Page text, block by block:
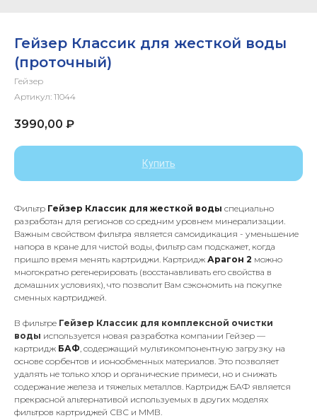
Гейзер Классик для жесткой воды
(проточный)
Гейзер
Артикул: 11044
3990,00 ₽
Купить
Фильтр Гейзер Классик для жесткой воды специально
разработан для регионов со средним уровнем минерализации.
Важным свойством фильтра является самоидикация - уменьшение
напора в кране для чистой воды, фильтр сам подскажет, когда
пришло время менять картриджи. Картридж Арагон 2 можно
многократно регенерировать (восстанавливать его свойства в
домашних условиях), что позволит Вам сэкономить на покупке
сменных картриджей.
В фильтре Гейзер Классик для комплексной очистки
воды используется новая разработка компании Гейзер —
картридж БАФ, содержащий мультикомпонентную загрузку на
основе сорбентов и ионообменных материалов. Это позволяет
удалять не только хлор и органические примеси, но и снижать
содержание железа и тяжелых металлов. Картридж БАФ является
прекрасной альтернативой используемых в других моделях
фильтров картриджей СВС и ММВ.